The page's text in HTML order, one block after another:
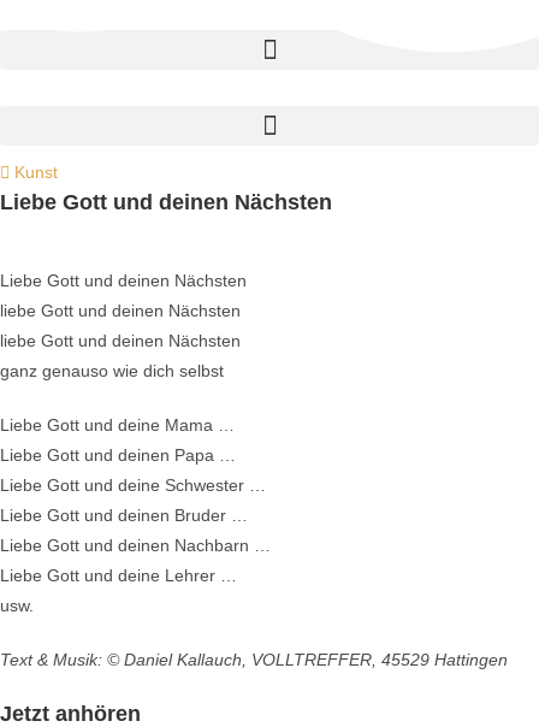
Kunst
Liebe Gott und deinen Nächsten
Liebe Gott und deinen Nächsten
liebe Gott und deinen Nächsten
liebe Gott und deinen Nächsten
ganz genauso wie dich selbst
Liebe Gott und deine Mama …
Liebe Gott und deinen Papa …
Liebe Gott und deine Schwester …
Liebe Gott und deinen Bruder …
Liebe Gott und deinen Nachbarn …
Liebe Gott und deine Lehrer …
usw.
Text & Musik: © Daniel Kallauch, VOLLTREFFER, 45529 Hattingen
Jetzt anhören